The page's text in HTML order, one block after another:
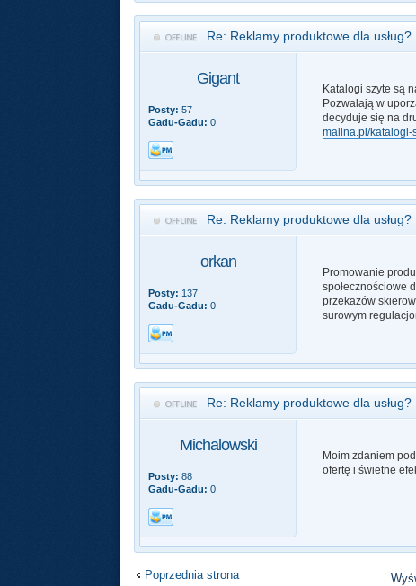
Re: Reklamy produktowe dla usług?
Gigant
Posty: 57
Gadu-Gadu: 0
Katalogi szyte są
Pozwalają w
decyduje się na
malina.pl/katalogi-
Re: Reklamy produktowe dla usług?
orkan
Posty: 137
Gadu-Gadu: 0
Promowanie
społecznościowe
przekazów
surowym
Re: Reklamy produktowe dla usług?
Michalowski
Posty: 88
Gadu-Gadu: 0
Moim zdaniem
ofertę i świetne
Poprzednia strona